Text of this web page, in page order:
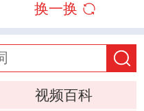
换一换
视频百科